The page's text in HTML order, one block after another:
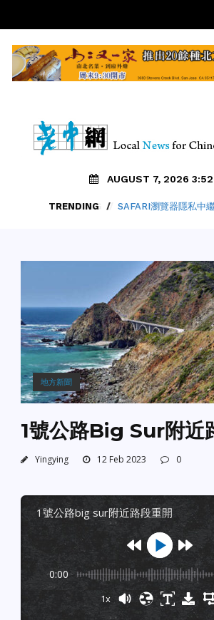
AUGUST 7, 2026 3:52
TRENDING / SAFARI瀏覽器隱私中
地方新聞
1號公路Big Sur附近
Yingying 12 Feb 2023 0
1號公路big sur附近路段重開
0:00
1x